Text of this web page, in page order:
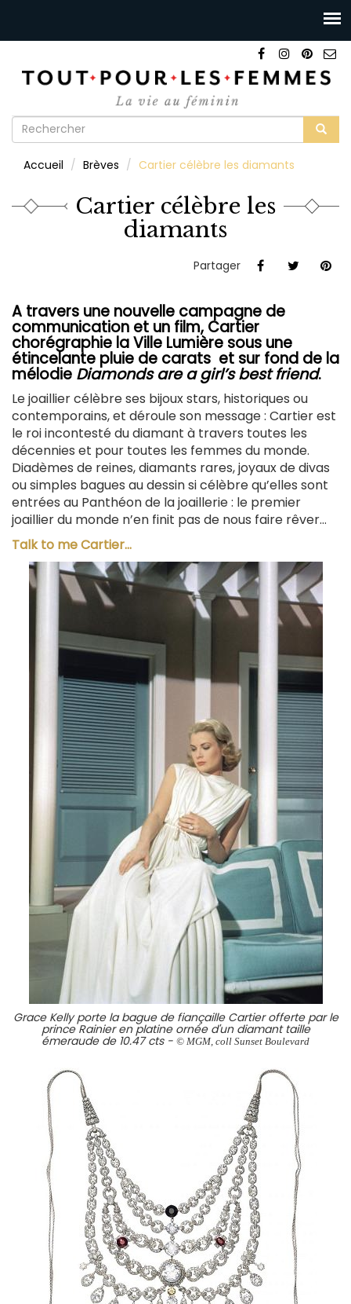
Formulaire
recherche
Accueil Brèves Cartier célèbre les diamants
Cartier célèbre les
diamants
Partager
A travers une nouvelle campagne de
communication et un film, Cartier
chorégraphie la Ville Lumière sous une
étincelante pluie de carats et sur fond de la
mélodie Diamonds are a girl’s best friend.
Le joaillier célèbre ses bijoux stars, historiques ou
contemporains, et déroule son message : Cartier est
le roi incontesté du diamant à travers toutes les
décennies et pour toutes les femmes du monde.
Diadèmes de reines, diamants rares, joyaux de divas
ou simples bagues au dessin si célèbre qu’elles sont
entrées au Panthéon de la joaillerie : le premier
joaillier du monde n’en finit pas de nous faire rêver…
Talk to me Cartier…
Grace Kelly porte la bague de fiançaille Cartier offerte par le
prince Rainier en platine ornée d'un diamant taille
émeraude de 10.47 cts - © MGM, coll Sunset Boulevard